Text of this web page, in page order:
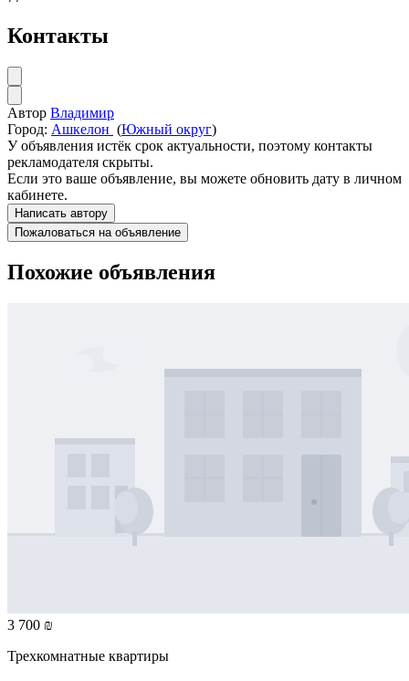
Контакты
Автор Владимир
Город: Ашкелон (Южный округ)
У объявления истёк срок актуальности, поэтому контакты
рекламодателя скрыты.
Если это ваше объявление, вы можете обновить дату в личном
кабинете.
Написать автору
Пожаловаться на объявление
Похожие объявления
3 700 ₪
Трехкомнатные квартиры